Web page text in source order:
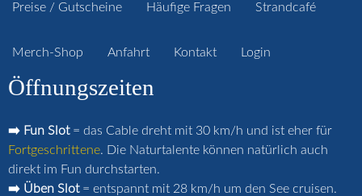
Preise / Gutscheine Häufige Fragen Strandcafé
Merch-Shop Anfahrt Kontakt Login
Öffnungszeiten
➡️ Fun Slot= das Cable dreht mit 30 km/h und ist eher für
Fortgeschrittene. Die Naturtalente können natürlich auch
direkt im Fun durchstarten.
➡️ Üben Slot= entspannt mit 28 km/h um den See cruisen.